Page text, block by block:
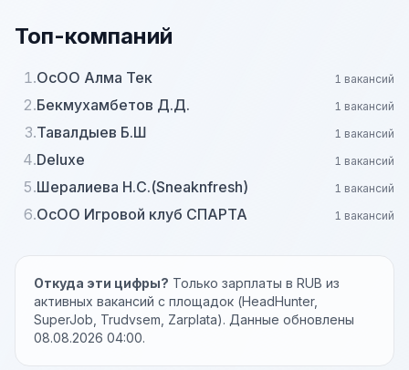
Топ-компаний
1.ОсОО Алма Тек 1 вакансий
2.Бекмухамбетов Д.Д. 1 вакансий
3.Тавалдыев Б.Ш 1 вакансий
4.Deluxe 1 вакансий
5.Шералиева Н.С.(Sneaknfresh) 1 вакансий
6.ОсОО Игровой клуб СПАРТА 1 вакансий
Откуда эти цифры? Только зарплаты в RUB из
активных вакансий с площадок (HeadHunter,
SuperJob, Trudvsem, Zarplata). Данные обновлены
08.08.2026 04:00.